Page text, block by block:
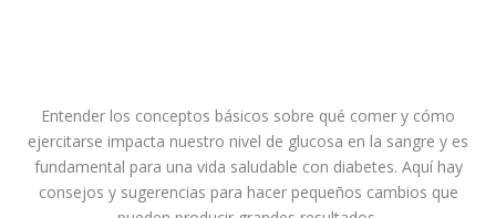
Entender los conceptos básicos sobre qué comer y cómo
ejercitarse impacta nuestro nivel de glucosa en la sangre y es
fundamental para una vida saludable con diabetes. Aquí hay
consejos y sugerencias para hacer pequeños cambios que